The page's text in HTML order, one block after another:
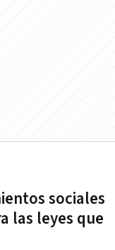
sociales
las leyes que